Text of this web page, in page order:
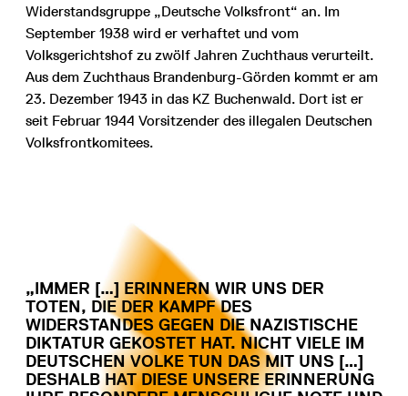
Widerstandsgruppe „Deutsche Volksfront“ an. Im
September 1938 wird er verhaftet und vom
Volksgerichtshof zu zwölf Jahren Zuchthaus verurteilt.
Aus dem Zuchthaus Brandenburg-Görden kommt er am
23. Dezember 1943 in das KZ Buchenwald. Dort ist er
seit Februar 1944 Vorsitzender des illegalen Deutschen
Volksfrontkomitees.
„IMMER […] ERINNERN WIR UNS DER
TOTEN, DIE DER KAMPF DES
WIDERSTANDES GEGEN DIE NAZISTISCHE
DIKTATUR GEKOSTET HAT. NICHT VIELE IM
DEUTSCHEN VOLKE TUN DAS MIT UNS […]
DESHALB HAT DIESE UNSERE ERINNERUNG